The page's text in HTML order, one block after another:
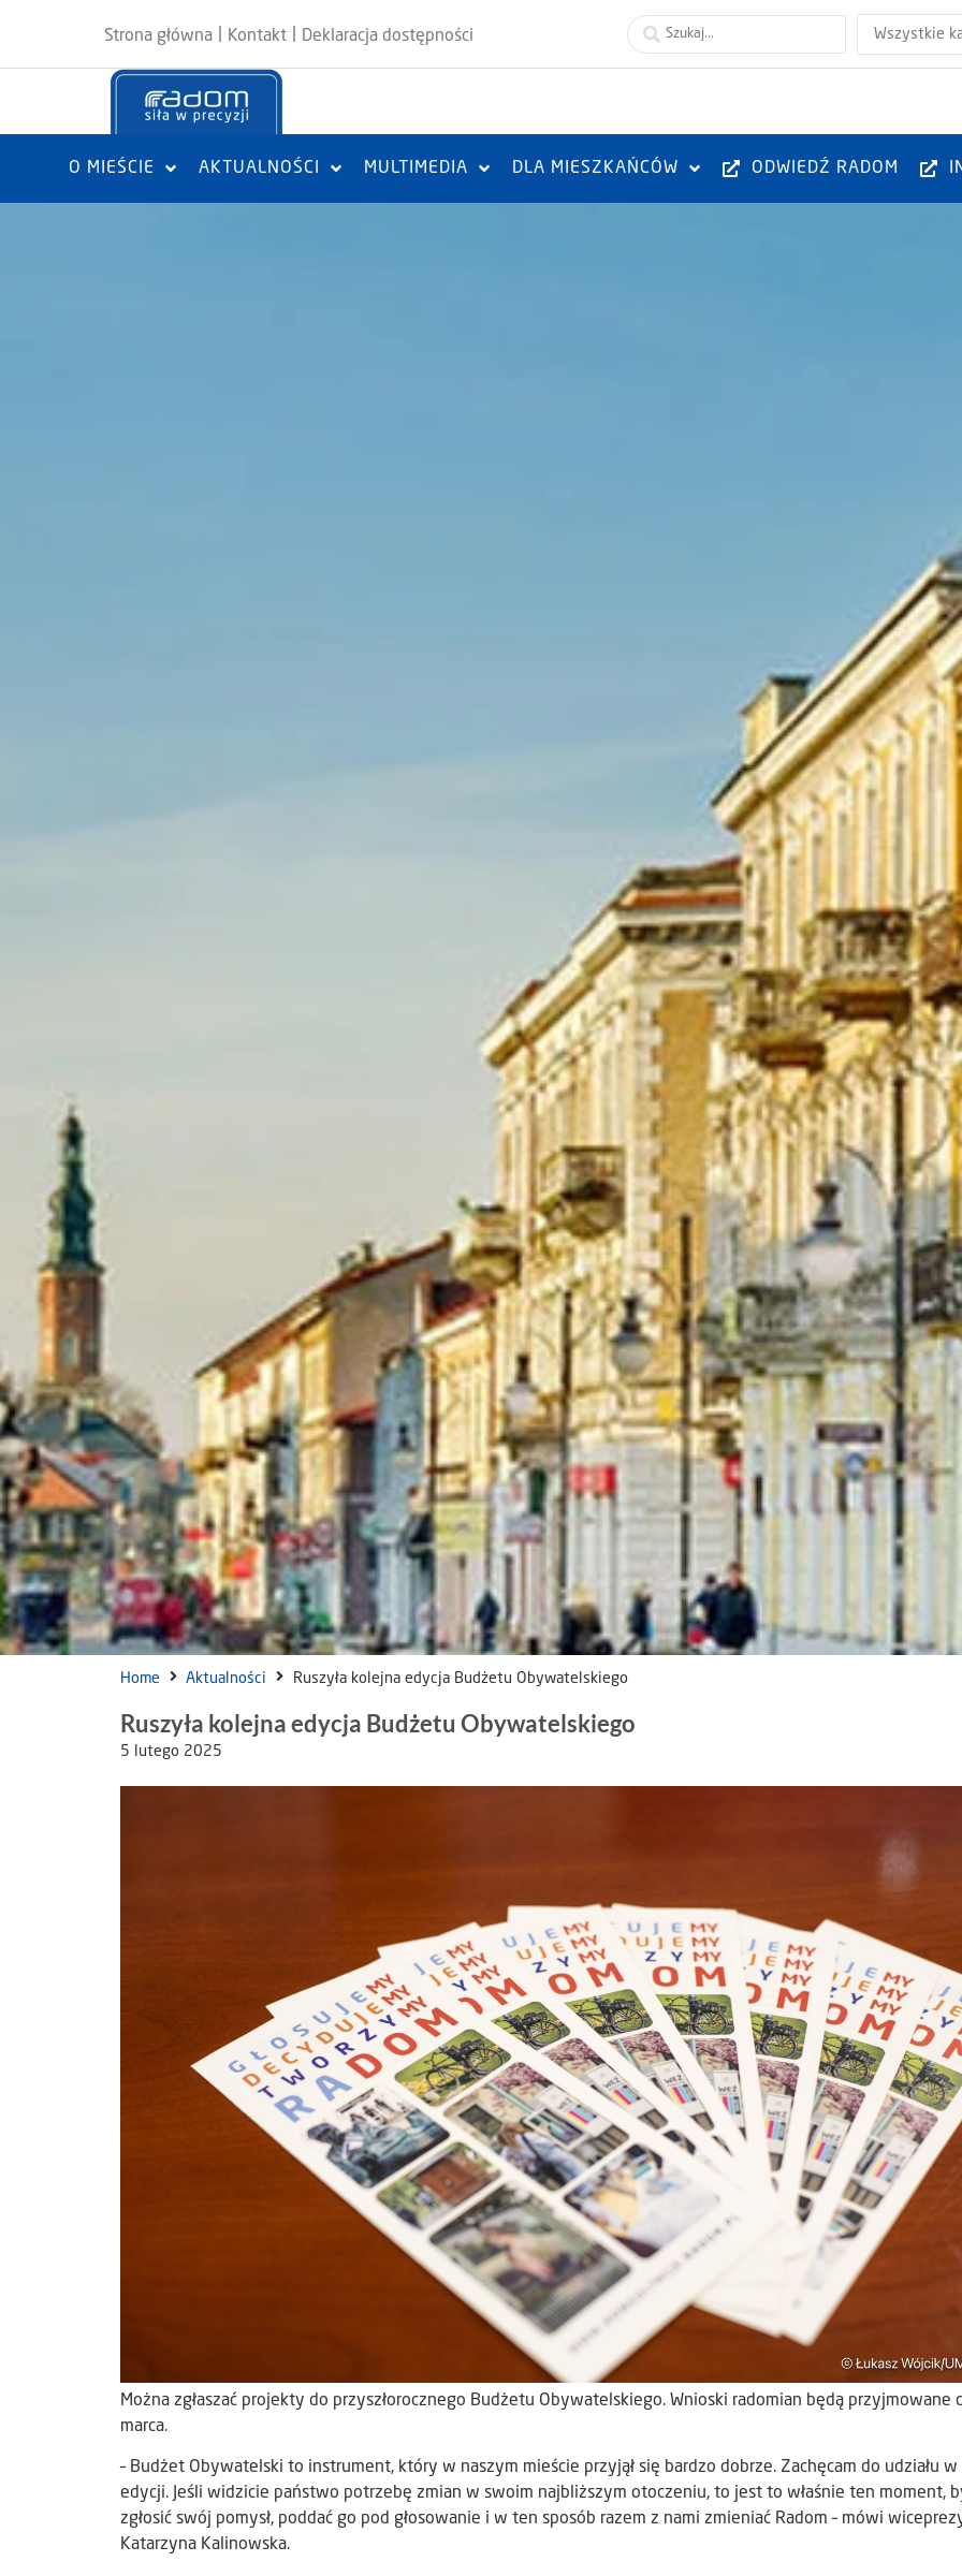
Strona główna Kontakt Deklaracja dostępności Wszystkie
O MIEŚCIE AKTUALNOŚCI MULTIMEDIA DLA MIESZKAŃCÓW ODWIEDŹ RADOM
Home Aktualności Ruszyła kolejna edycja Budżetu Obywatelskiego
Ruszyła kolejna edycja Budżetu Obywatelskiego
5 lutego 2025
Można zgłaszać projekty do przyszłorocznego Budżetu Obywatelskiego. Wnioski radomian będą przyjmowane
marca.
– Budżet Obywatelski to instrument, który w naszym mieście przyjął się bardzo dobrze. Zachęcam do udziału
edycji. Jeśli widzicie państwo potrzebę zmian w swoim najbliższym otoczeniu, to jest to właśnie ten moment,
zgłosić swój pomysł, poddać go pod głosowanie i w ten sposób razem z nami zmieniać Radom – mówi
Katarzyna Kalinowska.